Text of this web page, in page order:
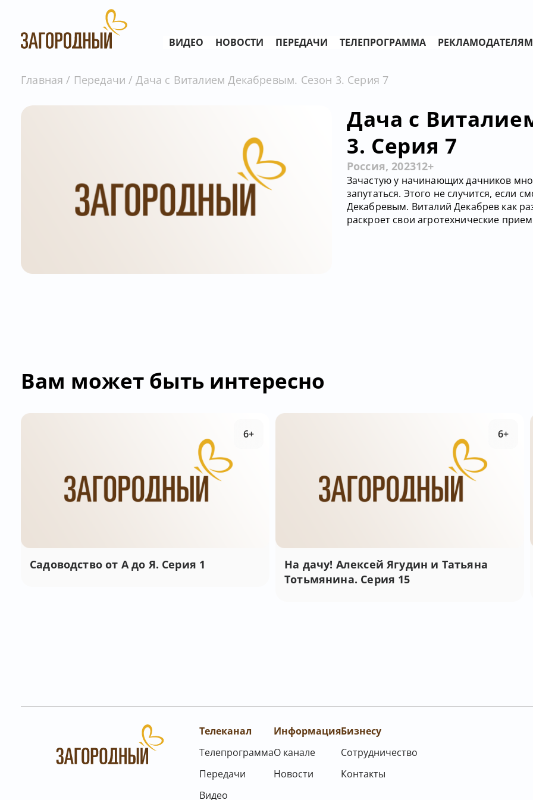
ВИДЕО НОВОСТИ ПЕРЕДАЧИ ТЕЛЕПРОГРАММА РЕКЛАМОДАТЕЛЯМ
Главная Передачи Дача с Виталием Декабревым. Сезон 3. Серия 7
Дача с
3. Серия 7
Россия, 202312+
Зачастую у начинающих дачников
запутаться. Этого не случится, если
Декабревым. Виталий Декабрев как
раскроет свои агротехнические
Вам может быть интересно
Садоводство от А до Я. Серия 1
6+
На дачу! Алексей Ягудин и Татьяна
Тотьмянина. Серия 15
6+
Телеканал
Телепрограмма
Передачи
Видео
Информация
О канале
Новости
Бизнесу
Сотрудничество
Контакты